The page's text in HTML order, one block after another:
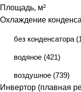
Площадь, м²
Охлаждение
без конденсатора (
водяное (421)
воздушное (739)
Инвертор (плавная